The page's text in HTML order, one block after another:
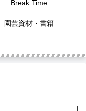
Break Time
園芸資材・書籍